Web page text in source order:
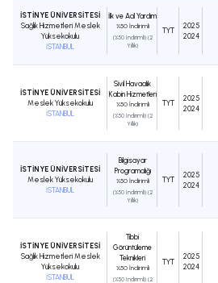
İSTİNYE ÜNİVERSİTESİ
Sağlık Hizmetleri Meslek
Yüksekokulu
İSTANBUL
İlk ve Acil Yardım
%50 İndirimli
(%50 İndirimli) (2
Yıllık)
TYT
2025
2024
İSTİNYE ÜNİVERSİTESİ
Meslek Yüksekokulu
İSTANBUL
Sivil Havacılık
Kabin Hizmetleri
%50 İndirimli
(%50 İndirimli) (2
Yıllık)
TYT
2025
2024
İSTİNYE ÜNİVERSİTESİ
Meslek Yüksekokulu
İSTANBUL
Bilgisayar
Programcılığı
%50 İndirimli
(%50 İndirimli) (2
Yıllık)
TYT
2025
2024
İSTİNYE ÜNİVERSİTESİ
Sağlık Hizmetleri Meslek
Yüksekokulu
İSTANBUL
Tıbbi
Görüntüleme
Teknikleri
%50 İndirimli
(%50 İndirimli) (2
TYT
2025
2024